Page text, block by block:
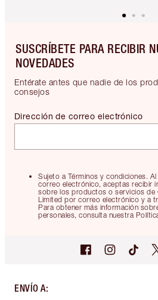
SUSCRÍBETE PARA RECIBIR
NOVEDADES
Entérate antes que nadie de los
consejos
Sujeto a Términos y condiciones.
correo electrónico, aceptas recibir
sobre los productos o servicios de
Limited por correo electrónico y a
Para obtener más información
personales, consulta nuestra
Dirección de correo electrónico
ENVÍO A: